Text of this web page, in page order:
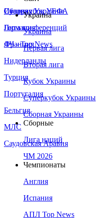
Сборная Украины
Италия
Германия
Франция
Нидерланды
Турция
Португалия
Бельгия
МЛС
Саудовская Аравия
Суперкубок УЕФА
Лига конференций
ЛЧ - Top News
Украина
Украина
Первая лига
Вторая лига
Кубок Украины
Суперкубок Украины
Сборная Украины
Сборные
Лига наций
ЧМ 2026
Чемпионаты
Англия
Испания
АПЛ Top News